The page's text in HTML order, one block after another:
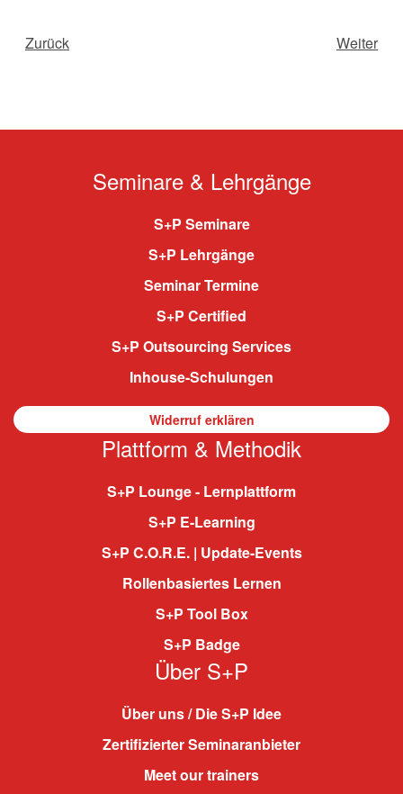
Zurück Weiter
Seminare & Lehrgänge
S+P Seminare
S+P Lehrgänge
Seminar Termine
S+P Certified
S+P Outsourcing Services
Inhouse-Schulungen
Widerruf erklären
Plattform & Methodik
S+P Lounge - Lernplattform
S+P E-Learning
S+P C.O.R.E. | Update-Events
Rollenbasiertes Lernen
S+P Tool Box
S+P Badge
Über S+P
Über uns / Die S+P Idee
Zertifizierter Seminaranbieter
Meet our trainers